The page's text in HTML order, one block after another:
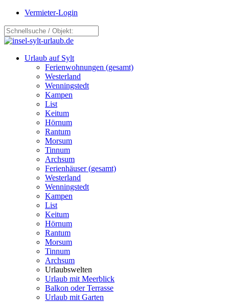
Vermieter-Login
Urlaub auf Sylt
Ferienwohnungen (gesamt)
Westerland
Wenningstedt
Kampen
List
Keitum
Hörnum
Rantum
Morsum
Tinnum
Archsum
Ferienhäuser (gesamt)
Westerland
Wenningstedt
Kampen
List
Keitum
Hörnum
Rantum
Morsum
Tinnum
Archsum
Urlaubswelten
Urlaub mit Meerblick
Balkon oder Terrasse
Urlaub mit Garten